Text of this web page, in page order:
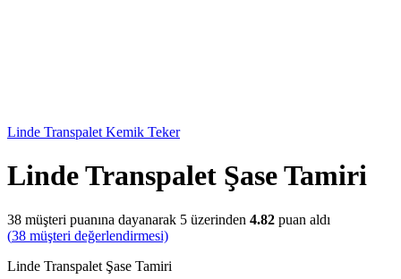
Linde Transpalet Kemik Teker
Linde Transpalet Şase Tamiri
38 müşteri puanına dayanarak 5 üzerinden 4.82 puan aldı
(38 müşteri değerlendirmesi)
Linde Transpalet Şase Tamiri